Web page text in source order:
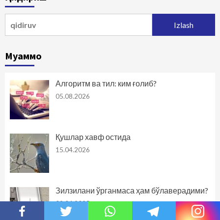
Муаммо
Алгоритм ва тил: ким ғолиб?
05.08.2026
Қушлар хавф остида
15.04.2026
Зилзилани ўрганмаса ҳам бўлаверадими?
09.04.2025